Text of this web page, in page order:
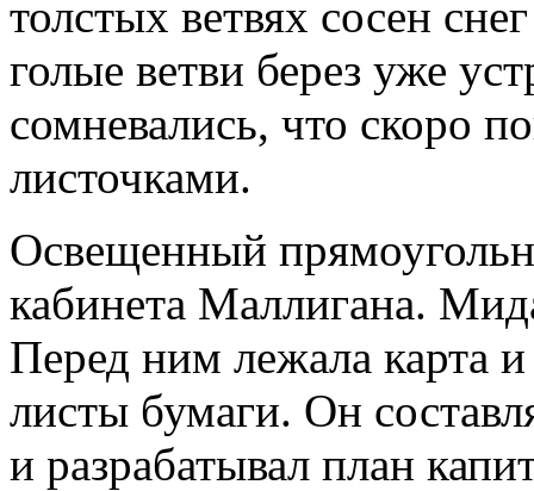
толстых ветвях сосен
голые ветви берез уже
сомневались, что скоро
листочками.
Освещенный
кабинета Маллигана.
Перед ним лежала карта
листы бумаги. Он
и разрабатывал план